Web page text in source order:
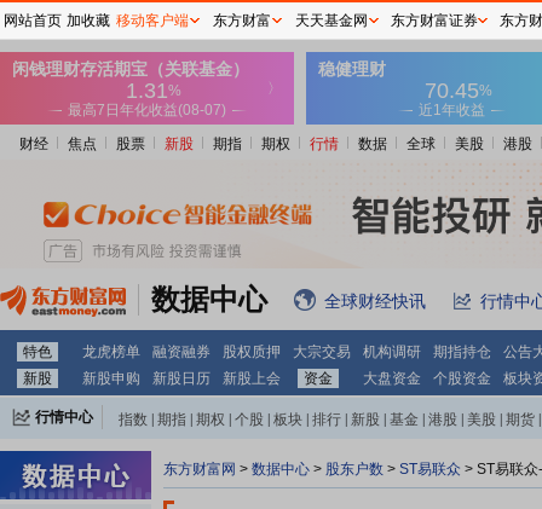
财经 焦点 股票 新股 期指 期权 行情 数据 全球 美股 港股
数据中心 全球财经快讯 行情中
特色 龙虎榜单 融资融券 股权质押 大宗交易 机构调研 期指持仓
公告
新股
新股申购 新股日历 新股上会 资金 大盘资金 个股资金 板块
行情中心 指数 期指 期权 个股 板块 排行 新股 基金 港股 美股 期货
东方财富网 > 数据中心 > 股东户数 > ST易联众 > ST易联
网站首页 加收藏 移动客户端 东方财富 天天基金网 东方财富证券 东方